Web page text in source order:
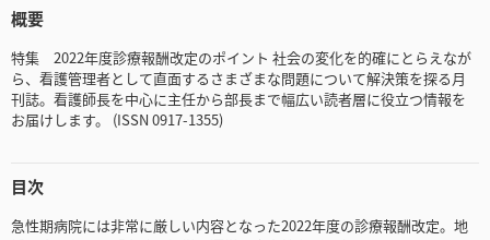
概要
特集 2022年度診療報酬改定のポイント 社会の変化を的確にとらえなが
ら、看護管理者として直面するさまざまな問題について解決策を探る月
刊誌。看護師長を中心に主任から部長まで幅広い読者層に役立つ情報を
お届けします。 (ISSN 0917-1355)
目次
急性期病院には非常に厳しい内容となった2022年度の診療報酬改定。地